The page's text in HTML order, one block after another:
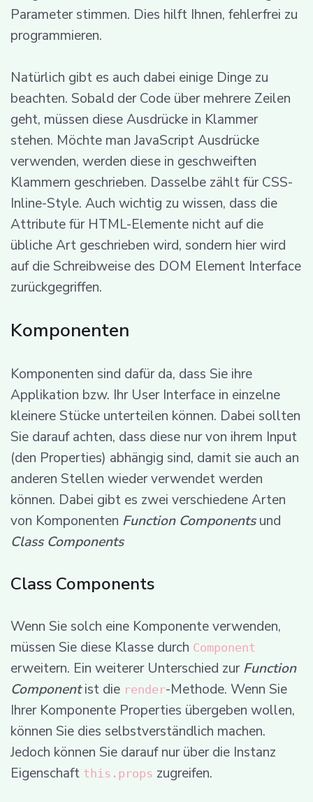
Parameter stimmen. Dies hilft Ihnen, fehlerfrei zu
programmieren.
Natürlich gibt es auch dabei einige Dinge zu
beachten. Sobald der Code über mehrere Zeilen
geht, müssen diese Ausdrücke in Klammer
stehen. Möchte man JavaScript Ausdrücke
verwenden, werden diese in geschweiften
Klammern geschrieben. Dasselbe zählt für CSS-
Inline-Style. Auch wichtig zu wissen, dass die
Attribute für HTML-Elemente nicht auf die
übliche Art geschrieben wird, sondern hier wird
auf die Schreibweise des DOM Element Interface
zurückgegriffen.
Komponenten
Komponenten sind dafür da, dass Sie ihre
Applikation bzw. Ihr User Interface in einzelne
kleinere Stücke unterteilen können. Dabei sollten
Sie darauf achten, dass diese nur von ihrem Input
(den Properties) abhängig sind, damit sie auch an
anderen Stellen wieder verwendet werden
können. Dabei gibt es zwei verschiedene Arten
von Komponenten Function Componentsund
Class Components
Class Components
Wenn Sie solch eine Komponente verwenden,
müssen Sie diese Klasse durch Component
erweitern. Ein weiterer Unterschied zurFunction
Componentist die render-Methode. Wenn Sie
Ihrer Komponente Properties übergeben wollen,
können Sie dies selbstverständlich machen.
Jedoch können Sie darauf nur über die Instanz
Eigenschaft this.props zugreifen.